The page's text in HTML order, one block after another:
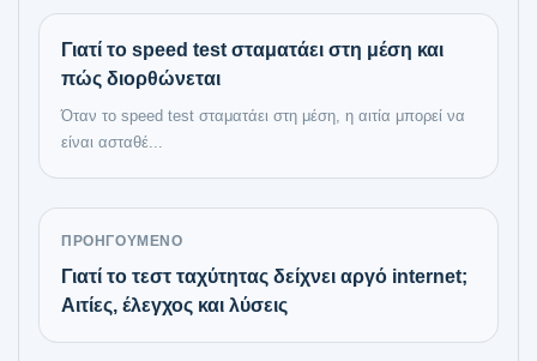
Γιατί το speed test σταματάει στη μέση και
πώς διορθώνεται
Όταν το speed test σταματάει στη μέση, η αιτία μπορεί να
είναι ασταθέ...
ΠΡΟΗΓΟΎΜΕΝΟ
Γιατί το τεστ ταχύτητας δείχνει αργό internet;
Αιτίες, έλεγχος και λύσεις